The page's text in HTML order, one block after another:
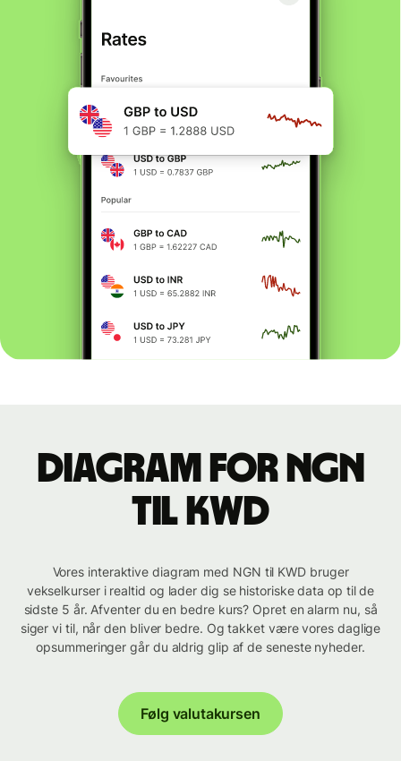
Diagram for NGN
til KWD
Vores interaktive diagram med NGN til KWD bruger
vekselkurser i realtid og lader dig se historiske data op til de
sidste 5 år. Afventer du en bedre kurs? Opret en alarm nu, så
siger vi til, når den bliver bedre. Og takket være vores daglige
opsummeringer går du aldrig glip af de seneste nyheder.
Følg valutakursen